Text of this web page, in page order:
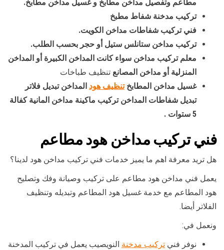
مطاعم وتفصيل مداخن مطابخ و غسيل مداخن مطابخ.
تركيب مدخنة شفاط مطبخ
فني تركيب شفاطات مداخن الكويت.
تركيب مداخن ستانلس ستيل أو حجر بحسب الطلب.
معلم تركيب مداخن سواء كانت المداخن الكبيرة أو المداخن
المنزلية أو مداخن المصانع تنظيف طباخات
غسيل مداخن المطابختنظيف هود المداخن تبديل فلاتر
تبديل شفاطات المداخن تركيب ماكينة مداخن المانية كفالة
5 ستوات .
فني تركيب مداخن هود مطاعم
هل تريد معرفة اهم ما يميز خدمات فني تركيب مداخن هود لدينا؟
يعمل فني مداخن هود مطاعم على تركيب وصيانة وفك وتصليح
هود المطاعم مع خدمة غسيل هود المطاعم وتبديله وتنظيف
الفلاتر أيضا.
ونعمل في:
نوفر فني تركيب مدخنة النويصيب يعمل في تركيب المدخنة